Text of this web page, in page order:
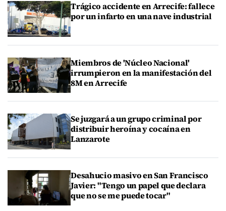
Trágico accidente en Arrecife: fallece
por un infarto en una nave industrial
Miembros de 'Núcleo Nacional'
irrumpieron en la manifestación del
8M en Arrecife
Se juzgará a un grupo criminal por
distribuir heroína y cocaína en
Lanzarote
Desahucio masivo en San Francisco
Javier: "Tengo un papel que declara
que no se me puede tocar"